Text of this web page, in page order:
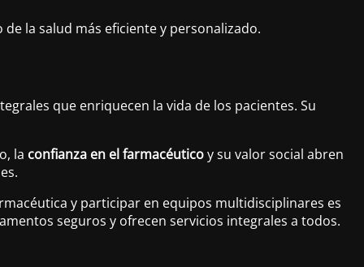
la salud más eficiente y personalizado.
que enriquecen la vida de los pacientes. Su
la confianza en el farmacéuticoy su valor social abren
y participar en equipos multidisciplinares es
seguros y ofrecen servicios integrales a todos.